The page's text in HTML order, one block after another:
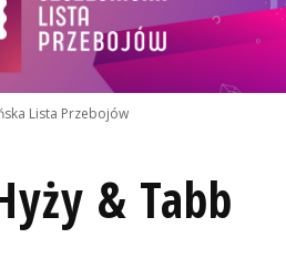
Lista Przebojów
& Tabb